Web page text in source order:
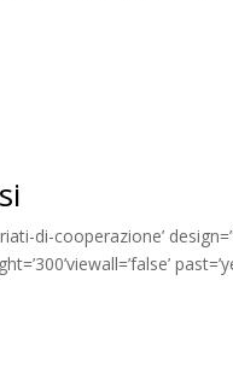
di-cooperazione’